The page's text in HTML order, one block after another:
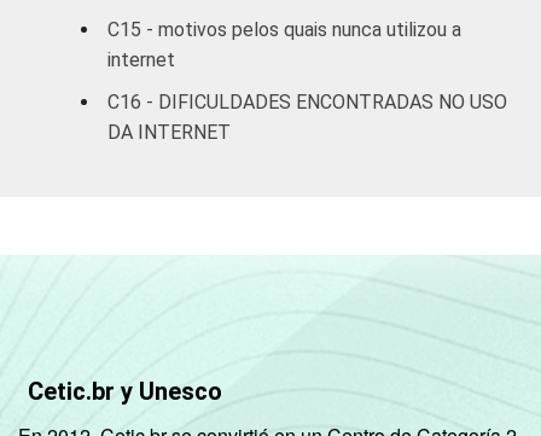
SM
OCUPAÇÃO
C15 - motivos pelos quais nunca utilizou a
internet
C16 - DIFICULDADES ENCONTRADAS NO USO
DA INTERNET
Cetic.br y Unesco